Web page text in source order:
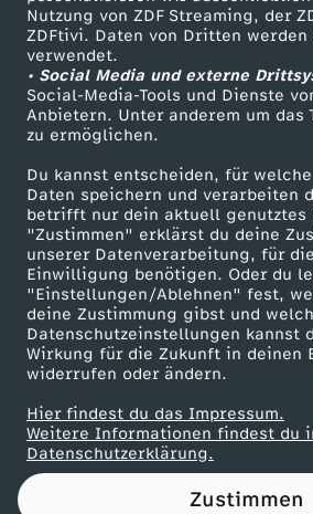
Nutzung von ZDF Streaming, der
ZDFtivi. Daten von Dritten
verwendet.
• Social Media und externe
Social-Media-Tools und Dienste
Anbietern. Unter anderem um das
zu ermöglichen.
Du kannst entscheiden, für
Daten speichern und verarbeiten
betrifft nur dein aktuell genutztes
"Zustimmen" erklärst du deine
unserer Datenverarbeitung, für
Einwilligung benötigen. Oder du
"Einstellungen/Ablehnen" fest,
deine Zustimmung gibst und
Datenschutzeinstellungen kannst
Wirkung für die Zukunft in deinen
widerrufen oder ändern.
Hier findest du das Impressum.
Weitere Informationen findest du
Datenschutzerklärung.
Zustimmen
r
T
r
ö
d
e
l
-
T
ZDF Unternehmen
Karriere
ZDF goes Schule
Werbefernsehen
Mainzelmännchen
Partner